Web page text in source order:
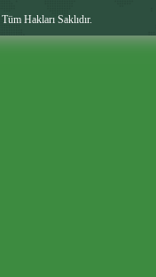
Tüm Hakları Saklıdır.